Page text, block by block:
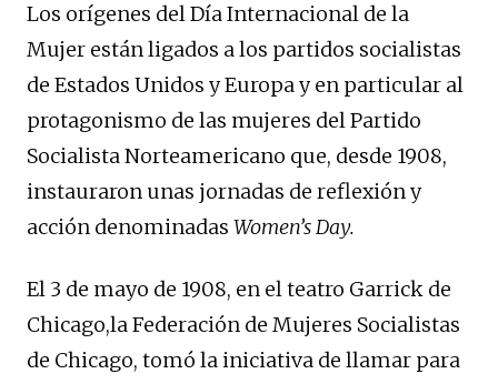
Los orígenes del Día Internacional de la
Mujer están ligados a los partidos socialistas
de Estados Unidos y Europa y en particular al
protagonismo de las mujeres del Partido
Socialista Norteamericano que, desde 1908,
instauraron unas jornadas de reflexión y
acción denominadas Women’s Day.
El 3 de mayo de 1908, en el teatro Garrick de
Chicago,la Federación de Mujeres Socialistas
de Chicago, tomó la iniciativa de llamar para